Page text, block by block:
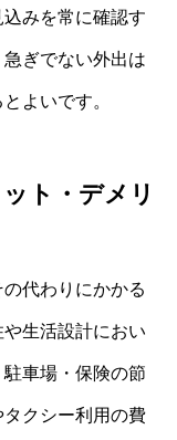
みを常に確認す
ぎでない外出は
よいです。
ト・デメリ
代わりにかかる
生活設計におい
車場・保険の節
クシー利用の費